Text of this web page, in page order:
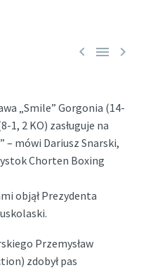
  
„Smile” Gorgonia (14-
1, 2 KO) zasługuje na
– mówi Dariusz Snarski,
Chorten Boxing
objął Prezydenta
Przemysław
zdobył pas